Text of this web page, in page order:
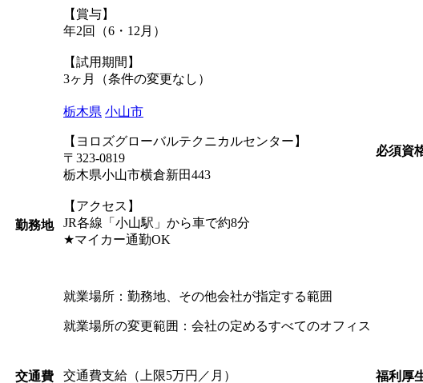
【賞与】
年2回（6・12月）
【試用期間】
3ヶ月（条件の変更なし）
勤務地
栃木県 小山市
【ヨロズグローバルテクニカルセンター】
〒323-0819
栃木県小山市横倉新田443
【アクセス】
JR各線「小山駅」から車で約8分
★マイカー通勤OK
就業場所：勤務地、その他会社が指定する範囲
就業場所の変更範囲：会社の定めるすべてのオフィス
交通費 交通費支給（上限5万円／月）
必須資
福利厚